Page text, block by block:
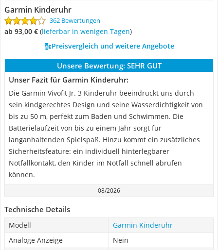
Garmin Kinderuhr
362 Bewertungen
ab 93,00 € ( Lieferbar in wenigen Tagen)
Preisvergleich und weitere Angebote
Unsere Bewertung: SEHR GUT
Unser Fazit für Garmin Kinderuhr:
Die Garmin Vivofit Jr. 3 Kinderuhr beeindruckt uns durch
sein kindgerechtes Design und seine Wasserdichtigkeit von
bis zu 50 m, perfekt zum Baden und Schwimmen. Die
Batterielaufzeit von bis zu einem Jahr sorgt für
langanhaltenden Spielspaß. Hinzu kommt ein zusätzliches
Sicherheitsfeature: ein individuell hinterlegbarer
Notfallkontakt, den Kinder im Notfall schnell abrufen
können.
08/2026
Technische Details
Modell
Garmin Kinderuhr
Analoge Anzeige
Nein